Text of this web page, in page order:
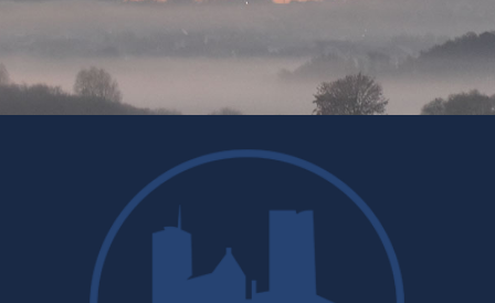
Finanzbuchhaltung
Steuerkanzlei Ingeborg Keil